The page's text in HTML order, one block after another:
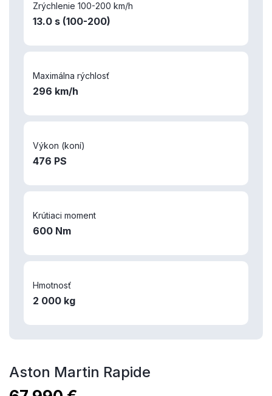
Zrýchlenie 100-200 km/h
13.0 s (100-200)
Maximálna rýchlosť
296 km/h
Výkon (koní)
476 PS
Krútiaci moment
600 Nm
Hmotnosť
2 000 kg
Aston Martin Rapide